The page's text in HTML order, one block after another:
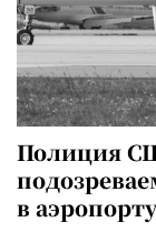
Полиция
в